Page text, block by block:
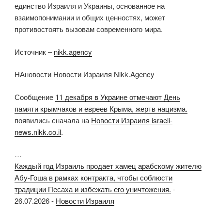
единство Израиля и Украины, основанное на
взаимопонимании и общих ценностях, может
противостоять вызовам современного мира.
Источник –nikk.agency
НАновости Новости Израиля Nikk.Agency
Сообщение 11 декабря в Украине отмечают День
памяти крымчаков и евреев Крыма, жертв нацизма.
появились сначала на Новости Израиля israeli-
news.nikk.co.il.
…
Каждый год Израиль продает хамец арабскому жителю
Абу-Гоша в рамках контракта, чтобы соблюсти
традиции Песаха и избежать его уничтожения. -
26.07.2026- Новости Израиля